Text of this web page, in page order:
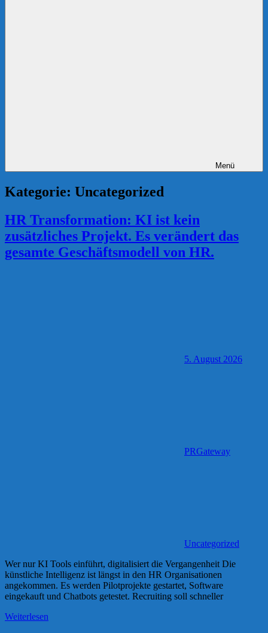
Menü
Kategorie: Uncategorized
HR Transformation: KI ist kein
zusätzliches Projekt. Es verändert das
gesamte Geschäftsmodell von HR.
5. August 2026
PRGateway
Uncategorized
Wer nur KI Tools einführt, digitalisiert die Vergangenheit Die
künstliche Intelligenz ist längst in den HR Organisationen
angekommen. Es werden Pilotprojekte gestartet, Software
eingekauft und Chatbots getestet. Recruiting soll schneller
Weiterlesen